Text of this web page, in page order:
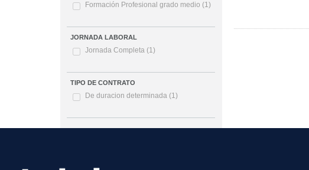
Formación Profesional grado medio (1)
JORNADA LABORAL
Jornada Completa (1)
TIPO DE CONTRATO
De duracion determinada (1)